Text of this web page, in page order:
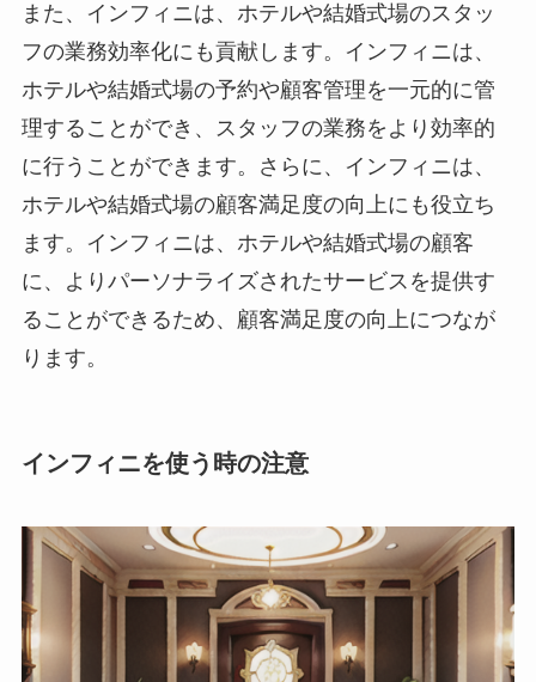
また、インフィニは、ホテルや結婚式場のスタッ
フの業務効率化にも貢献します。インフィニは、
ホテルや結婚式場の予約や顧客管理を一元的に管
理することができ、スタッフの業務をより効率的
に行うことができます。さらに、インフィニは、
ホテルや結婚式場の顧客満足度の向上にも役立ち
ます。インフィニは、ホテルや結婚式場の顧客
に、よりパーソナライズされたサービスを提供す
ることができるため、顧客満足度の向上につなが
ります。
インフィニを使う時の注意